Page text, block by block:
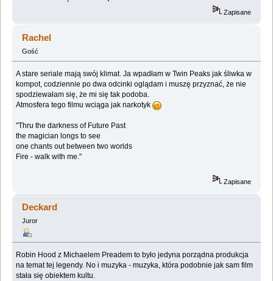
Zapisane
Rachel
Gość
A stare seriale mają swój klimat. Ja wpadłam w Twin Peaks jak śliwka w
kompot, codziennie po dwa odcinki oglądam i muszę przyznać, że nie
spodziewałam się, że mi się tak podoba.
Atmosfera tego filmu wciąga jak narkotyk
"Thru the darkness of Future Past
the magician longs to see
one chants out between two worlds
Fire - walk with me."
Zapisane
Deckard
Juror
Robin Hood z Michaelem Preadem to było jedyna porządna produkcja
na temat tej legendy. No i muzyka - muzyka, która podobnie jak sam film
stała się obiektem kultu.